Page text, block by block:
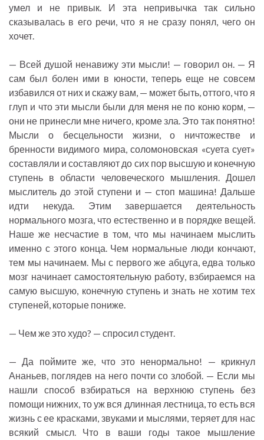
умел и не привык. И эта непривычка так сильно
сказывалась в его речи, что я не сразу понял, чего он
хочет.
— Всей душой ненавижу эти мысли! — говорил он. — Я
сам был болен ими в юности, теперь еще не совсем
избавился от них и скажу вам, — может быть, оттого, что я
глуп и что эти мысли были для меня не по коню корм, —
они не принесли мне ничего, кроме зла. Это так понятно!
Мысли о бесцельности жизни, о ничтожестве и
бренности видимого мира, соломоновская «суета сует»
составляли и составляют до сих пор высшую и конечную
ступень в области человеческого мышления. Дошел
мыслитель до этой ступени и — стоп машина! Дальше
идти некуда. Этим завершается деятельность
нормального мозга, что естественно и в порядке вещей.
Наше же несчастие в том, что мы начинаем мыслить
именно с этого конца. Чем нормальные люди кончают,
тем мы начинаем. Мы с первого же абцуга, едва только
мозг начинает самостоятельную работу, взбираемся на
самую высшую, конечную ступень и знать не хотим тех
ступеней, которые пониже.
— Чем же это худо? — спросил студент.
— Да поймите же, что это ненормально! — крикнул
Ананьев, поглядев на него почти со злобой. — Если мы
нашли способ взбираться на верхнюю ступень без
помощи нижних, то уж вся длинная лестница, то есть вся
жизнь с ее красками, звуками и мыслями, теряет для нас
всякий смысл. Что в ваши годы такое мышление